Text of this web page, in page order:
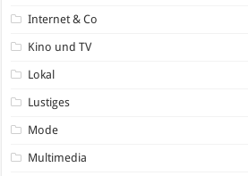
Internet & Co
Kino und TV
Lokal
Lustiges
Mode
Multimedia